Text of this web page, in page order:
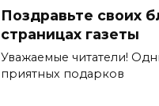
Поздравьте своих
страницах газеты
Уважаемые читатели!
приятных подарков